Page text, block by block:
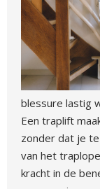
blessure lastig
Een traplift
zonder dat je
van het
kracht in de